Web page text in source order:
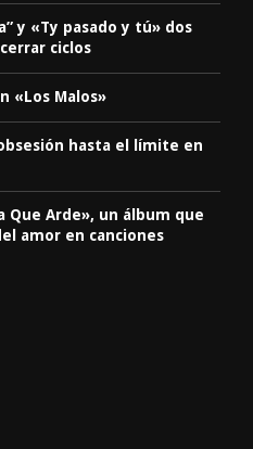
y «Ty pasado y tú» dos
ciclos
«Los Malos»
hasta el límite en
Que Arde», un álbum que
amor en canciones